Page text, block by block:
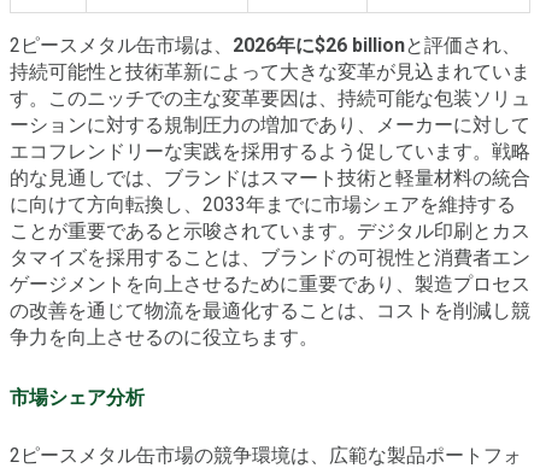
2ピースメタル缶市場は、 2026年に$26 billionと評価され、
持続可能性と技術革新によって大きな変革が見込まれていま
す。このニッチでの主な変革要因は、持続可能な包装ソリュ
ーションに対する規制圧力の増加であり、メーカーに対して
エコフレンドリーな実践を採用するよう促しています。戦略
的な見通しでは、ブランドはスマート技術と軽量材料の統合
に向けて方向転換し、2033年までに市場シェアを維持する
ことが重要であると示唆されています。デジタル印刷とカス
タマイズを採用することは、ブランドの可視性と消費者エン
ゲージメントを向上させるために重要であり、製造プロセス
の改善を通じて物流を最適化することは、コストを削減し競
争力を向上させるのに役立ちます。
市場シェア分析
2ピースメタル缶市場の競争環境は、広範な製品ポートフォ